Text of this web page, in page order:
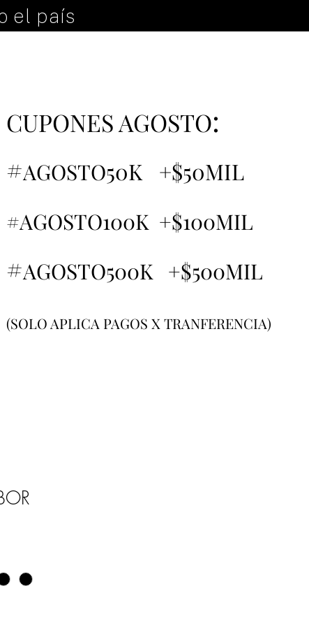
el país
CUPONES AGOSTO:
#AGOSTO50K +$50MIL
#AGOSTO100K +$100MIL
#AGOSTO500K +$500MIL
(SOLO APLICA PAGOS X TRANFERENCIA)